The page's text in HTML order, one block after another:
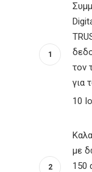
τον
για
10
με
150